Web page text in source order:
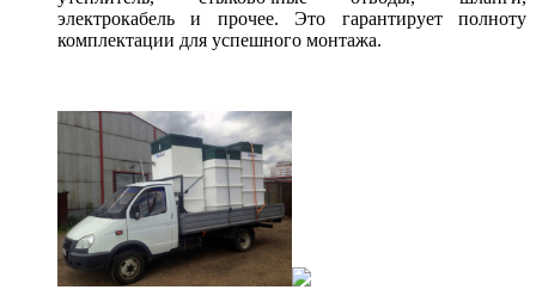
электрокабель и прочее. Это гарантирует полноту
комплектации для успешного монтажа.